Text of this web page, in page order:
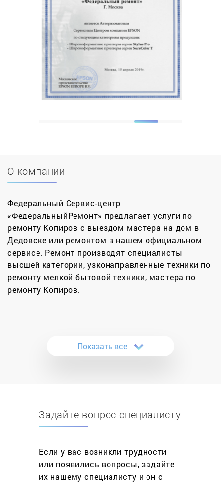
О компании
Федеральный Сервис-центр
«ФедеральныйРемонт» предлагает услуги по
ремонту Копиров с выездом мастера на дом в
Дедовске или ремонтом в нашем официальном
сервисе. Ремонт производят специалисты
высшей категории, узконаправленные техники по
ремонту мелкой бытовой техники, мастера по
ремонту Копиров.
является копировально-множительный аппарат.
Это достаточно сложное устройство,
систем оптической передачи изображений, при
длительной эксплуатации оно подвержено
Без копира полноценная работа офиса просто
прекращается – возникают заметные трудности
Показать все
Задайте вопрос специалисту
Если у вас возникли трудности
или появились вопросы, задайте
их нашему специалисту и он с